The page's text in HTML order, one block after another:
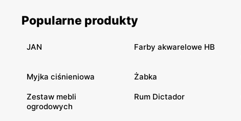
Popularne produkty
JAN Farby akwarelowe HB
Myjka ciśnieniowa Żabka
Zestaw mebli
ogrodowych
Rum Dictador